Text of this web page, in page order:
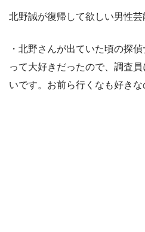
北野誠が復帰して欲しい男性芸
・北野さんが出ていた頃の探
って大好きだったので、調査
いです。お前ら行くなも好き